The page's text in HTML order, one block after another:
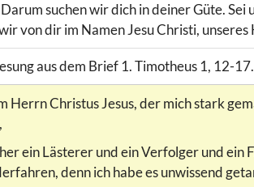
suchen wir dich in deiner Güte. Sei
von dir im Namen Jesu Christi, unseres
aus dem Brief 1. Timotheus 1, 12-
Herrn Christus Jesus, der mich stark
ein Lästerer und ein Verfolger und ein
denn ich habe es unwissend